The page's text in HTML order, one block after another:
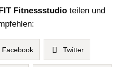
Fitnessstudio teilen und
Facebook Twitter